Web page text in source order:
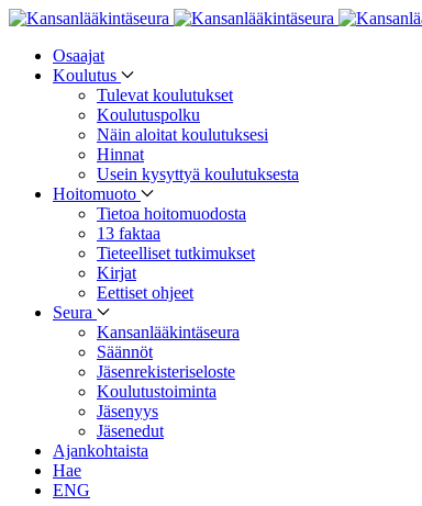
Osaajat
Koulutus
Tulevat koulutukset
Koulutuspolku
Näin aloitat koulutuksesi
Hinnat
Usein kysyttyä koulutuksesta
Hoitomuoto
Tietoa hoitomuodosta
13 faktaa
Tieteelliset tutkimukset
Kirjat
Eettiset ohjeet
Seura
Kansanlääkintäseura
Säännöt
Jäsenrekisteriseloste
Koulutustoiminta
Jäsenyys
Jäsenedut
Ajankohtaista
Hae
ENG